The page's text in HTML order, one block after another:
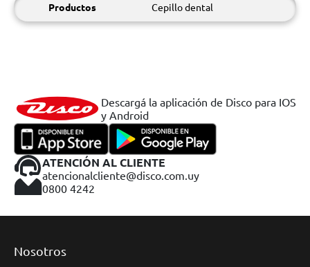
Productos Cepillo dental
Descargá la aplicación de Disco para IOS
y Android
ATENCIÓN AL CLIENTE
atencionalcliente@disco.com.uy
0800 4242
Nosotros